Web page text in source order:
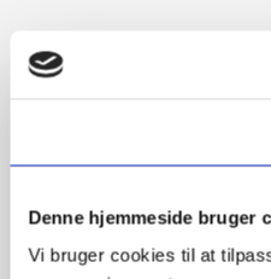
Denne hjemmeside bruger
Vi bruger cookies til at